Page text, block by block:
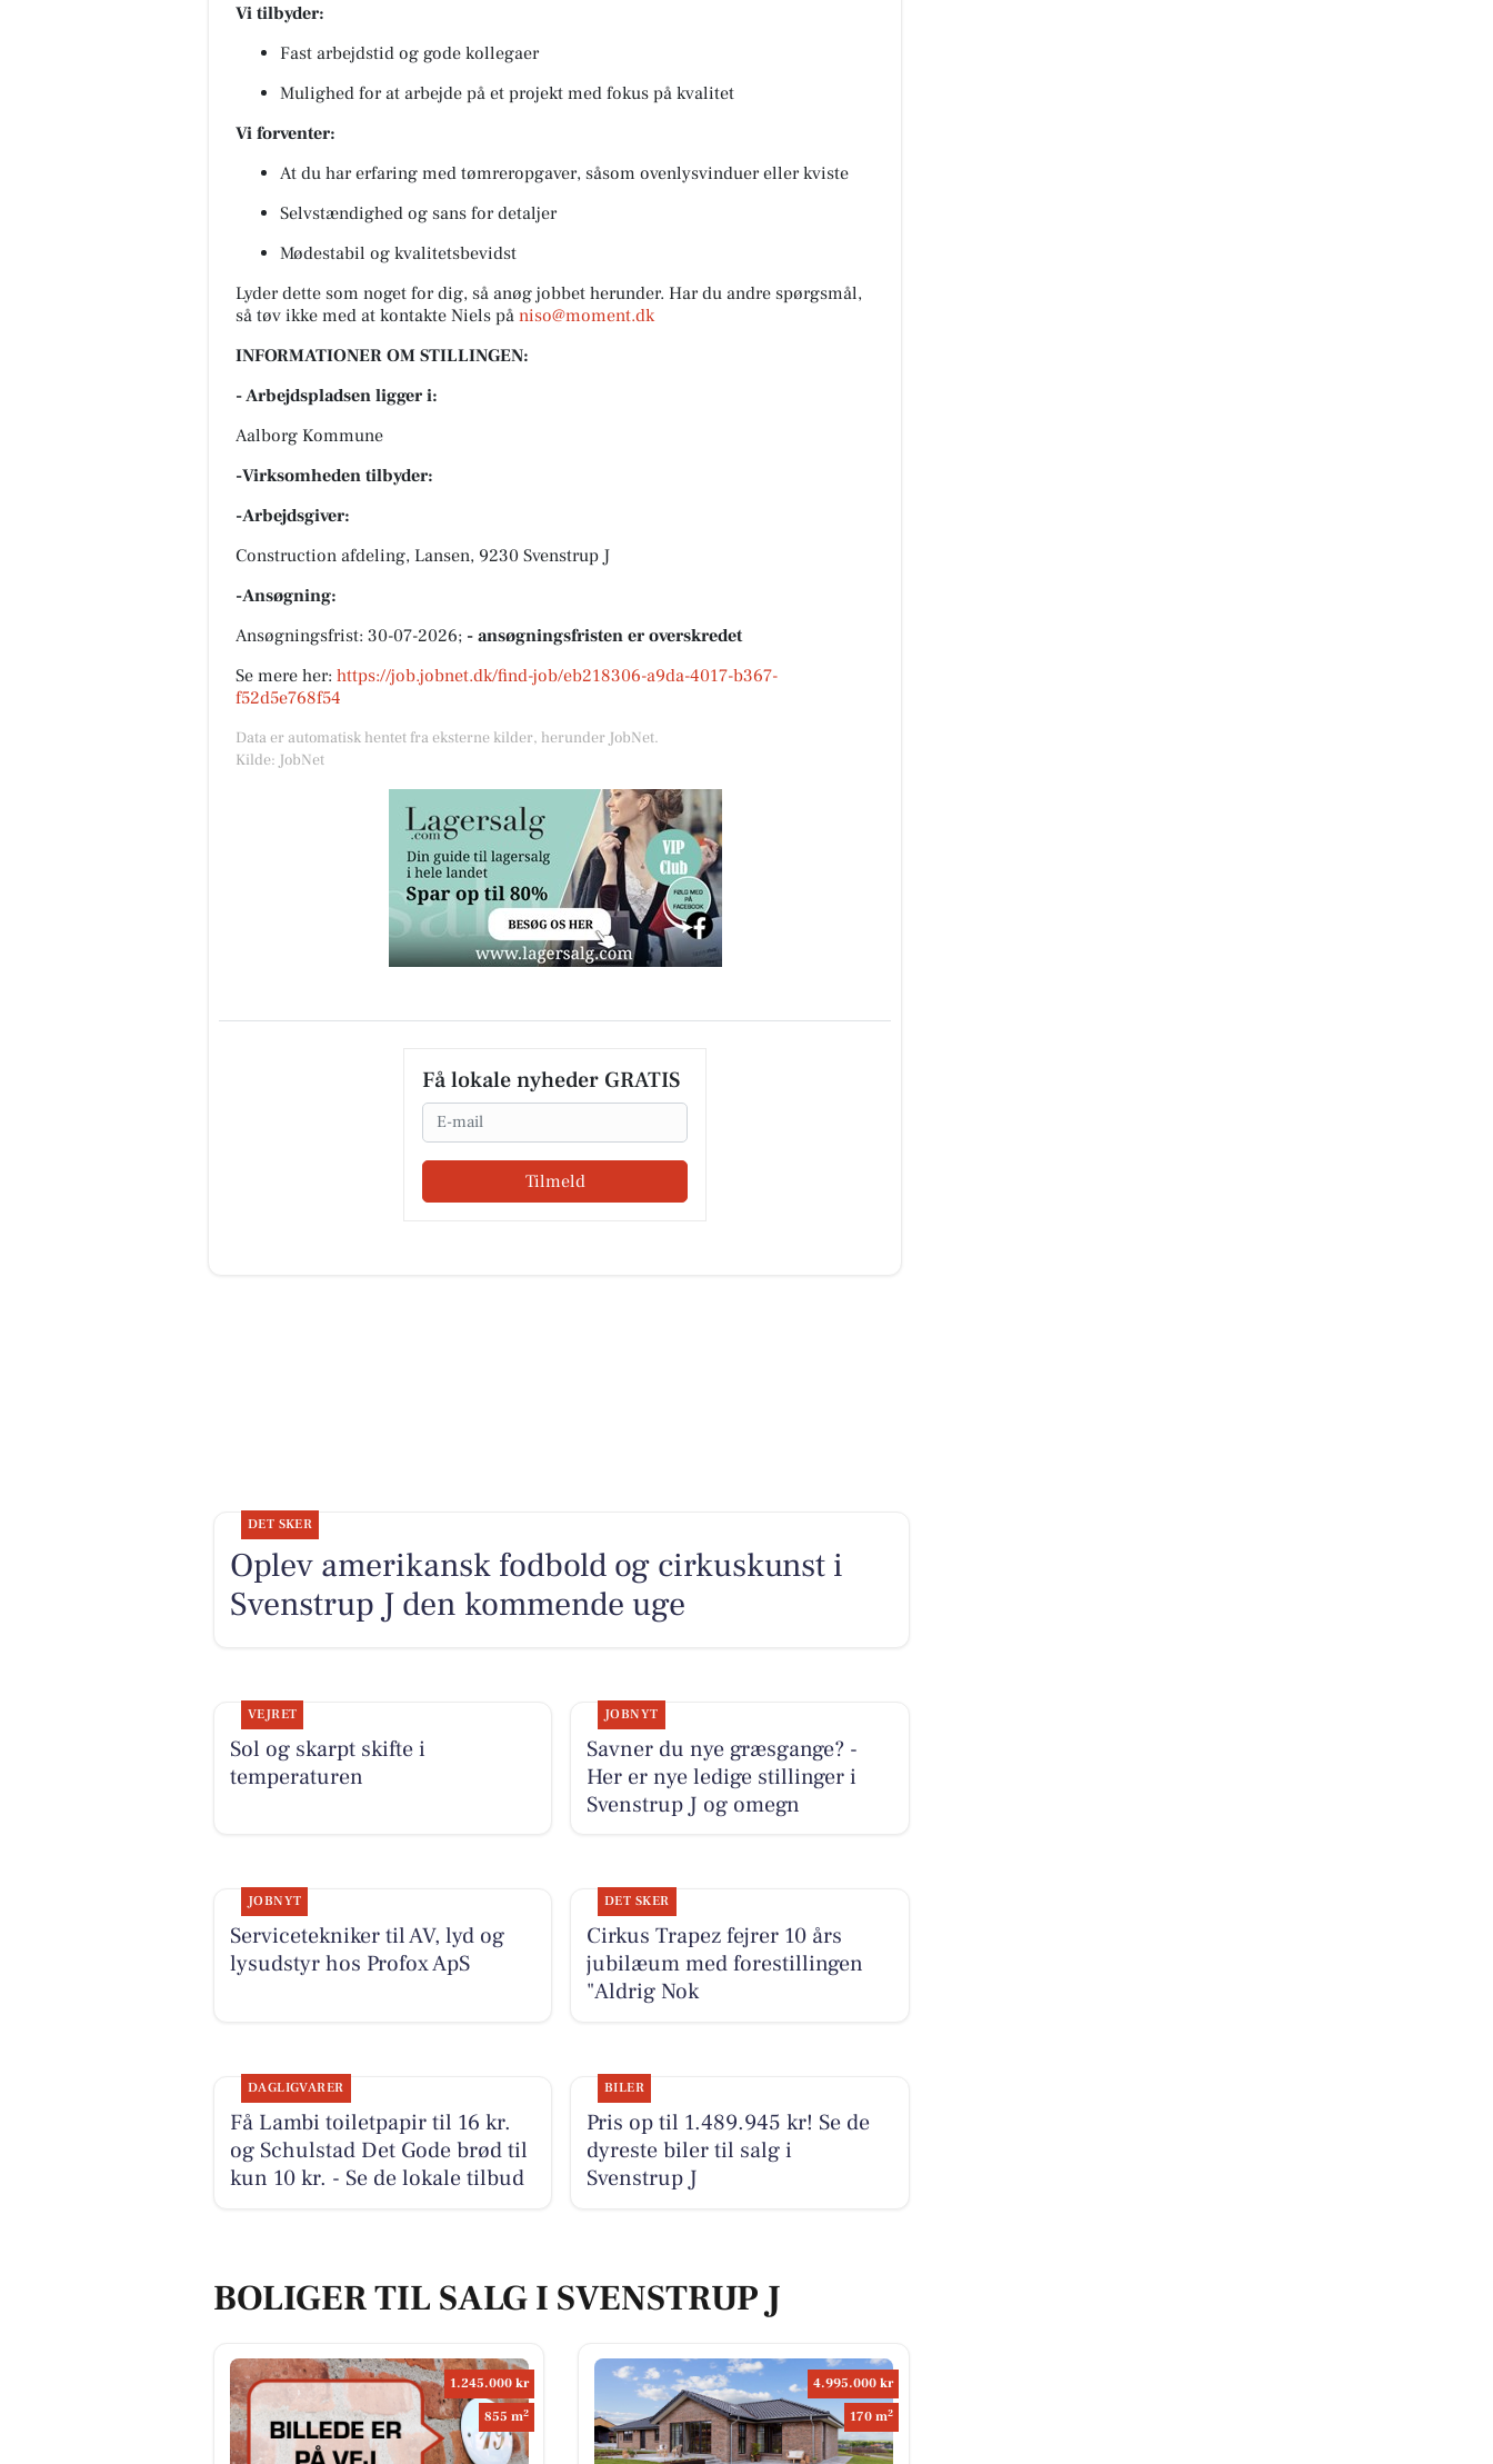
Vi tilbyder:
Fast arbejdstid og gode kollegaer
Mulighed for at arbejde på et projekt med fokus på kvalitet
Vi forventer:
At du har erfaring med tømreropgaver, såsom ovenlysvinduer eller kviste
Selvstændighed og sans for detaljer
Mødestabil og kvalitetsbevidst
Lyder dette som noget for dig, så anøg jobbet herunder. Har du andre spørgsmål,
så tøv ikke med at kontakte Niels på niso@moment.dk
INFORMATIONER OM STILLINGEN:
- Arbejdspladsen ligger i:
Aalborg Kommune
-Virksomheden tilbyder:
-Arbejdsgiver:
Construction afdeling, Lansen, 9230 Svenstrup J
-Ansøgning:
Ansøgningsfrist: 30-07-2026; - ansøgningsfristen er overskredet
Se mere her: https://job.jobnet.dk/find-job/eb218306-a9da-4017-b367-
f52d5e768f54
Data er automatisk hentet fra eksterne kilder, herunder JobNet.
Kilde: JobNet
Få lokale nyheder GRATIS
Email
Tilmeld
DET SKER
Oplev amerikansk fodbold og cirkuskunst i
Svenstrup J den kommende uge
VEJRET
Sol og skarpt skifte i
temperaturen
JOBNYT
Savner du nye græsgange? -
Her er nye ledige stillinger i
Svenstrup J og omegn
JOBNYT
Servicetekniker til AV, lyd og
lysudstyr hos Profox ApS
DET SKER
Cirkus Trapez fejrer 10 års
jubilæum med forestillingen
"Aldrig Nok
DAGLIGVARER
Få Lambi toiletpapir til 16 kr.
og Schulstad Det Gode brød til
kun 10 kr. - Se de lokale tilbud
BILER
Pris op til 1.489.945 kr! Se de
dyreste biler til salg i
Svenstrup J
BOLIGER TIL SALG I SVENSTRUP J
1.245.000 kr
855 m2
4.995.000 kr
170 m2